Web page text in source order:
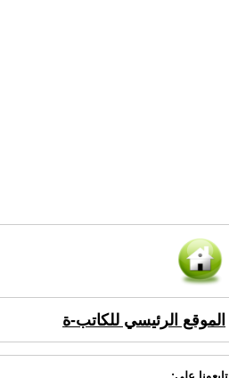
الموقع الرئيسي للكاتب-ة